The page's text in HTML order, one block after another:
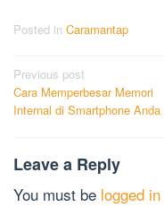
Posted in Caramantap
Post
navigation
Previous post
Cara Memperbesar Memori
Internal di Smartphone Anda
Leave a Reply
You must be logged in